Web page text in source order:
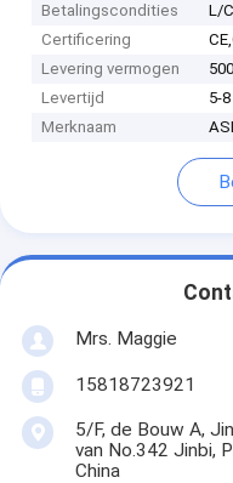
Betalingscondities
L/
Certificering
Levering vermogen
Levertijd
5-
Merknaam
Mrs. Maggie
15818723921
5/F, de Bouw A,
van No.342 Jinbi,
China